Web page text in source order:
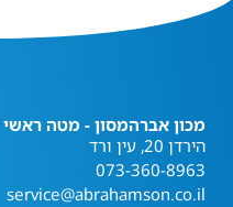
מכון אברהמסון - מטה ראשי
הירדן 20, עין ורד
073-360-8963
service@abrahamson.co.il